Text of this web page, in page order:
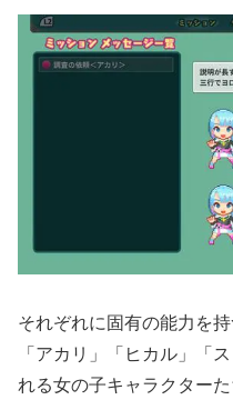
それぞれに固有の能力を
「アカリ」「ヒカル」「
れる女の子キャラクター